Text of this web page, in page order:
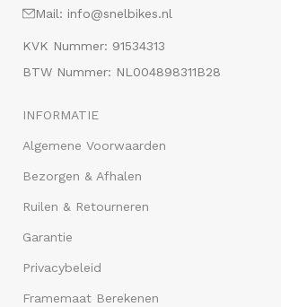
Mail: info@snelbikes.nl
KVK Nummer: 91534313
BTW Nummer: NL004898311B28
INFORMATIE
Algemene Voorwaarden
Bezorgen & Afhalen
Ruilen & Retourneren
Garantie
Privacybeleid
Framemaat Berekenen